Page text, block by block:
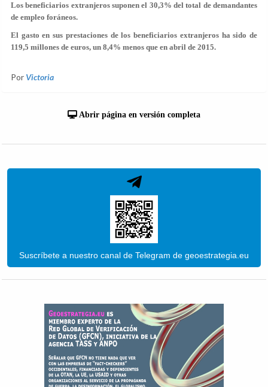
Los beneficiarios extranjeros suponen el 30,3% del total de demandantes
de empleo foráneos.
El gasto en sus prestaciones de los beneficiarios extranjeros ha sido de
119,5 millones de euros, un 8,4% menos que en abril de 2015.
Por Victoria
Abrir página en versión completa
Suscríbete a nuestro canal de Telegram de geoestrategia.eu